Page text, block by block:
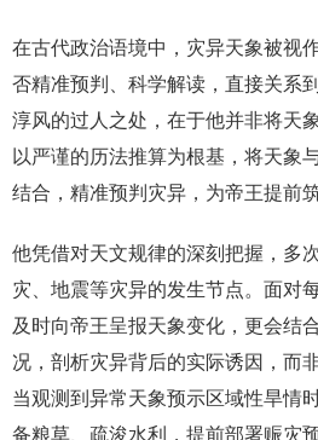
在古代政治语境中，灾异天象被视
否精准预判、科学解读，直接关系
淳风的过人之处，在于他并非将天
以严谨的历法推算为根基，将天象
结合，精准预判灾异，为帝王提前
他凭借对天文规律的深刻把握，多
灾、地震等灾异的发生节点。面对
及时向帝王呈报天象变化，更会结
况，剖析灾异背后的实际诱因，而
当观测到异常天象预示区域性旱情
备粮草、疏浚水利，提前部署赈灾